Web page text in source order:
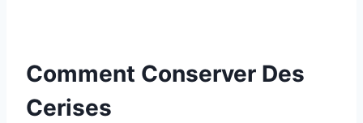
Comment Conserver Des
Cerises